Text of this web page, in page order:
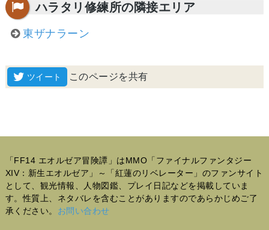
ハラタリ修練所の隣接エリア
東ザナラーン
このページを共有
「FF14 エオルゼア冒険譚」はMMO「ファイナルファンタジー
XIV：新生エオルゼア」～「紅蓮のリベレーター」のファンサイト
として、観光情報、人物図鑑、プレイ日記などを掲載していま
す。性質上、ネタバレを含むことがありますのであらかじめご了
承ください。 お問い合わせ